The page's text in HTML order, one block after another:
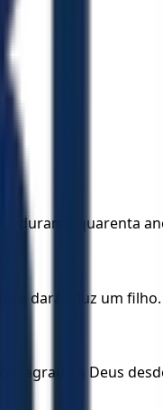
durante quarenta
e dará à luz um filho.
a Deus